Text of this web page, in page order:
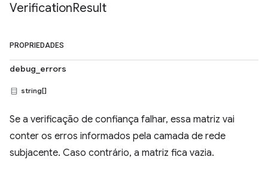
VerificationResult
PROPRIEDADES
debug_errors
string[]
Se a verificação de confiança falhar, essa matriz vai
conter os erros informados pela camada de rede
subjacente. Caso contrário, a matriz fica vazia.